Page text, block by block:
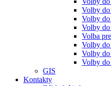
Volby do
Volby do
Volby do
Volba
Volby do
Volby do
Volby do
GIS
Kontakty